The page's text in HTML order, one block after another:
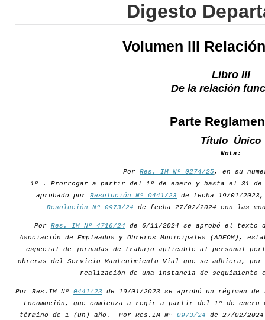
Digesto
Volumen III
Libro III
De la relación
Parte
Título Único
Nota:
Por Res. IM Nº 0274/25, en su
1º-. Prorrogar a partir del 1º de enero y hasta el 31 de
aprobado por Resolución Nº 0441/23 de fecha 19/01/
Resolución Nº 0973/24 de fecha 27/02/2024 con las
Por Res. IM Nº 4716/24 de 6/11/2024 se aprobó el texto
Asociación de Empleados y Obreros Municipales (ADEOM),
especial de jornadas de trabajo aplicable al personal
obreras del Servicio Mantenimiento Vial que se adhiera,
realización de una instancia de seguimiento
Por Res.IM Nº 0441/23 de 19/01/2023 se aprobó un régimen
Locomoción, que comienza a regir a partir del 1º de
término de 1 (un) año. Por Res.IM Nº 0973/24 de 27/02/